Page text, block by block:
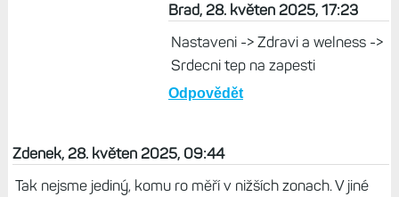
Brad, 28. květen 2025, 17:23
Nastaveni -> Zdravi a welness ->
Srdecni tep na zapesti
Odpovědět
Zdenek, 28. květen 2025, 09:44
Tak nejsme jediný, komu ro měří v nižších zonach. V jiné